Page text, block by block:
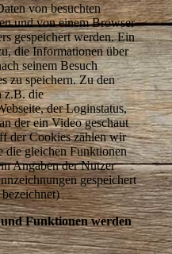
von besuchten
und von einem Browser
gespeichert werden. Ein
die Informationen über
seinem Besuch
zu speichern. Zu den
z.B. die
der Loginstatus,
der ein Video geschaut
der Cookies zählen wir
die gleichen Funktionen
Angaben der Nutzer
gespeichert
Funktionen werden